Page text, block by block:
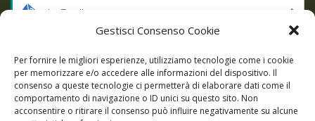
Gestisci Consenso Cookie
Per fornire le migliori esperienze, utilizziamo tecnologie come i cookie
per memorizzare e/o accedere alle informazioni del dispositivo. Il
consenso a queste tecnologie ci permetterà di elaborare dati come il
comportamento di navigazione o ID unici su questo sito. Non
acconsentire o ritirare il consenso può influire negativamente su alcune
by Email
RSS
SSL SECURE